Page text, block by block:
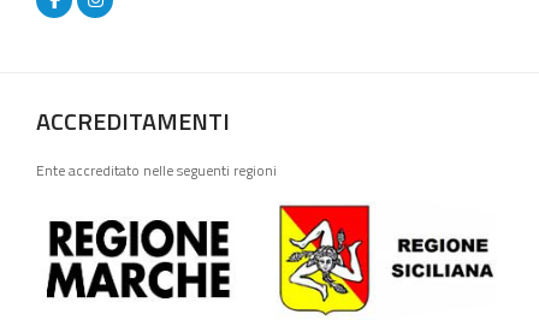
ACCREDITAMENTI
Ente accreditato nelle seguenti regioni